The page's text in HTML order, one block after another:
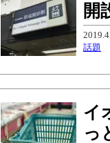
開
話題
イ
っ